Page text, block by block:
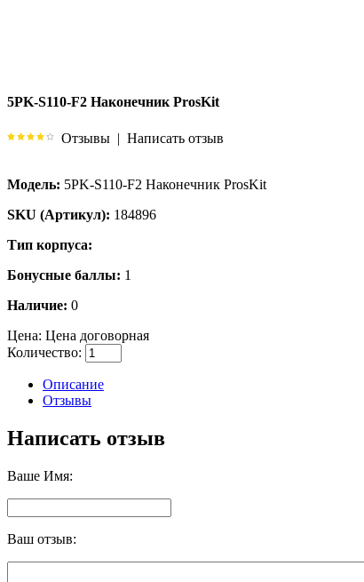
5PK-S110-F2 Наконечник ProsKit
Отзывы | Написать отзыв
Модель: 5PK-S110-F2 Наконечник ProsKit
SKU (Артикул): 184896
Тип корпуса:
Бонусные баллы: 1
Наличие: 0
Цена: Цена договорная
Количество:
Описание
Отзывы
Написать отзыв
Ваше Имя:
Ваш отзыв: